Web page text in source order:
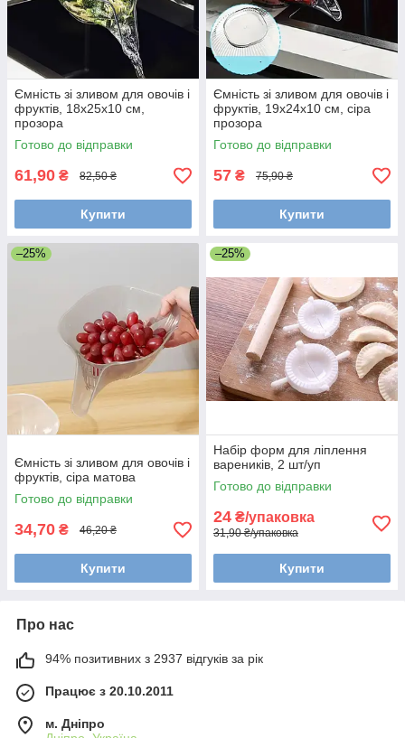
Ємність зі зливом для овочів і
фруктів, 18х25х10 см,
прозора
Готово до відправки
61,90 ₴ 82,50 ₴
Купити
Ємність зі зливом для овочів і
фруктів, 19х24х10 см, сіра
прозора
Готово до відправки
57 ₴ 75,90 ₴
Купити
–25%
Ємність зі зливом для овочів і
фруктів, сіра матова
Готово до відправки
34,70 ₴ 46,20 ₴
Купити
–25%
Набір форм для ліплення
вареників, 2 шт/уп
Готово до відправки
24 ₴/упаковка
31,90 ₴/упаковка
Купити
Про нас
94% позитивних з 2937 відгуків за рік
Працює з 20.10.2011
м. Дніпро